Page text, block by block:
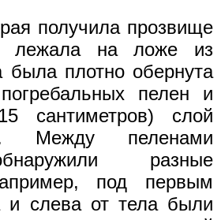
получила прозвище
лежала на ложе из
была плотно обернута
пелен и
сантиметров) слой
Между пеленами
разные
под первым
и слева от тела были